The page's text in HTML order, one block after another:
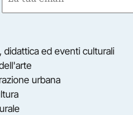
Bianciardi, Andrea
Di Pietro, Sara
Mancini, Ilaria
Nuvola
Strumann.
ed eventi culturali
urbana